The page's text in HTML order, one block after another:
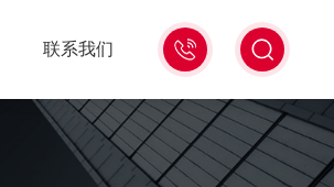
15006471345
联系我们